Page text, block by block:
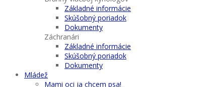
Základné informácie
Skúšobný poriadok
Dokumenty
Záchranári
Základné informácie
Skúšobný poriadok
Dokumenty
Mládež
Mami oci ja chcem psa!